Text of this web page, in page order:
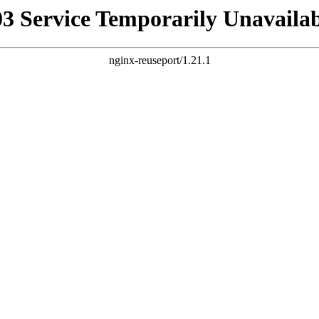
Service Temporarily
nginx-reuseport/1.21.1